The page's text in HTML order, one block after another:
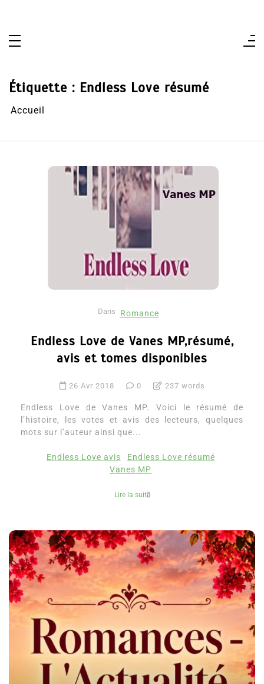
Étiquette : Endless Love résumé
Accueil
Dans Romance
Endless Love de Vanes MP,résumé,
avis et tomes disponibles
26 Avr 2018 0 237 words
Endless Love de Vanes MP. Voici le résumé de
l’histoire, les votes et avis des lecteurs, quelques
mots sur l’auteur ainsi que...
Endless Love avis
Endless Love résumé
Vanes MP
Lire la suite